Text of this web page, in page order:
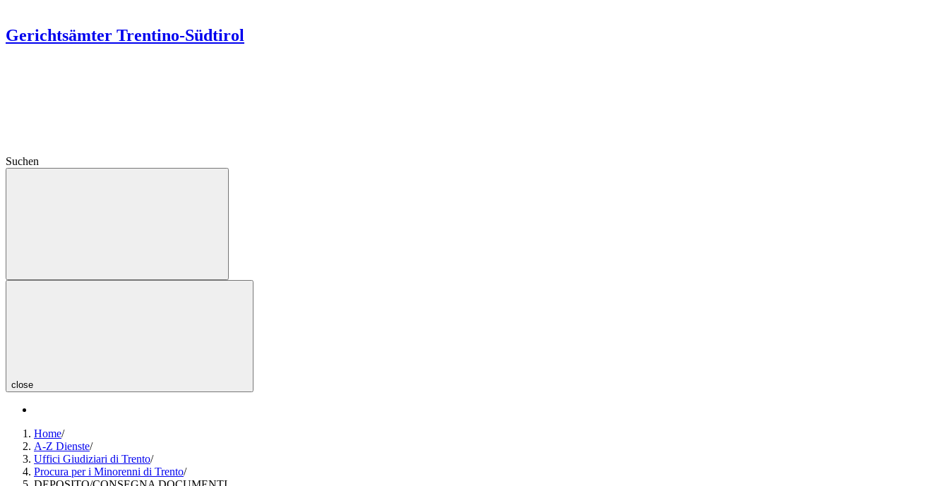
Gerichtsämter Trentino-Südtirol
Suchen
close
Home/
A-Z Dienste/
Uffici Giudiziari di Trento/
Procura per i Minorenni di Trento/